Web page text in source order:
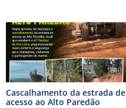
Cascalhamento da estrada de
acesso ao Alto Paredão